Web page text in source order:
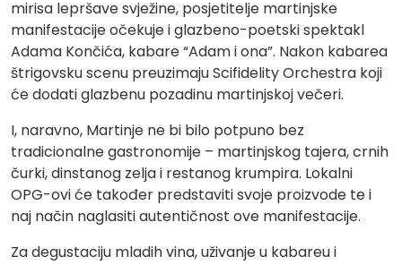
mirisa lepršave svježine, posjetitelje martinjske
manifestacije očekuje i glazbeno-poetski spektakl
Adama Končića, kabare “Adam i ona”. Nakon kabarea
štrigovsku scenu preuzimaju Scifidelity Orchestra koji
će dodati glazbenu pozadinu martinjskoj večeri.
I, naravno, Martinje ne bi bilo potpuno bez
tradicionalne gastronomije – martinjskog tajera, crnih
čurki, dinstanog zelja i restanog krumpira. Lokalni
OPG-ovi će također predstaviti svoje proizvode te i
naj način naglasiti autentičnost ove manifestacije.
Za degustaciju mladih vina, uživanje u kabareu i